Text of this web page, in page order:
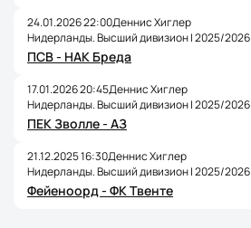
24.01.2026 22:00Деннис Хиглер
Нидерланды. Высший дивизион | 2025/2026
ПСВ - НАК Бреда
17.01.2026 20:45Деннис Хиглер
Нидерланды. Высший дивизион | 2025/2026
ПЕК Зволле - АЗ
21.12.2025 16:30Деннис Хиглер
Нидерланды. Высший дивизион | 2025/2026
Фейеноорд - ФК Твенте